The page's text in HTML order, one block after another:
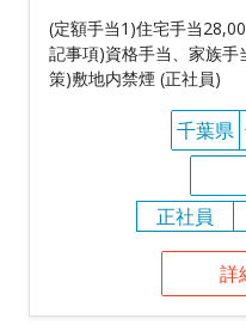
(定額手当1)住宅手当
記事項)資格手当、家族
策)敷地内禁煙 (正社員)
千葉県
正社員
詳